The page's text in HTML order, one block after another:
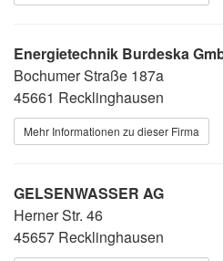
Energietechnik Burdeska
Bochumer Straße 187a
45661 Recklinghausen
Mehr Informationen zu dieser Firma
GELSENWASSER AG
Herner Str. 46
45657 Recklinghausen